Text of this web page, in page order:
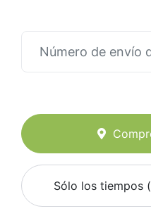
Sólo los tiempos